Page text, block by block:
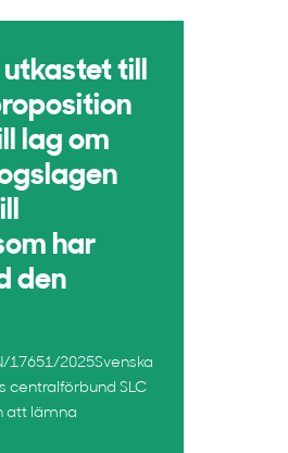
till
lag om
har
den
2025Svenska
centralförbund SLC
att lämna